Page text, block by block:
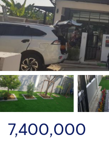
7,400,000